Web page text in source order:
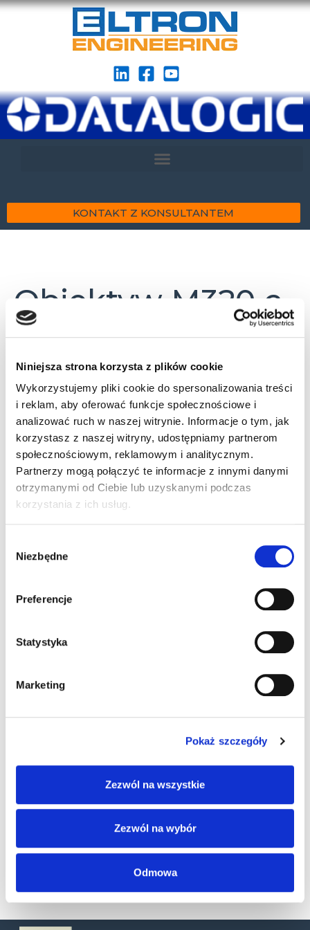
Niniejsza strona korzysta z plików cookie
Wykorzystujemy pliki cookie do spersonalizowania treści
i reklam, aby oferować funkcje społecznościowe i
analizować ruch w naszej witrynie. Informacje o tym, jak
korzystasz z naszej witryny, udostępniamy partnerom
społecznościowym, reklamowym i analitycznym.
Partnerzy mogą połączyć te informacje z innymi danymi
otrzymanymi od Ciebie lub uzyskanymi podczas
korzystania z ich usług.
zgody
Niezbędne
Preferencje
Statystyka
Marketing
Pokaż szczegóły
Zezwól na wszystkie
Zezwól na wybór
Odmowa
KONTAKT Z KONSULTANTEM
Obiektyw M320 c-
mount LNM 003-
021 CM 8MM
VF1.8 1/2 ED
(93ACC0287)
Obiektyw M320 c-mount LNM 003-021 CM
8MM VF1.8 1/2 ED
SKU